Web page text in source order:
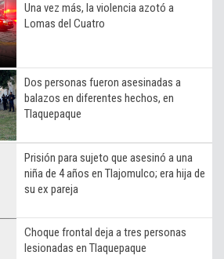
Una vez más, la violencia azotó a
Lomas del Cuatro
Dos personas fueron asesinadas a
balazos en diferentes hechos, en
Tlaquepaque
Prisión para sujeto que asesinó a una
niña de 4 años en Tlajomulco; era hija de
su ex pareja
Choque frontal deja a tres personas
lesionadas en Tlaquepaque